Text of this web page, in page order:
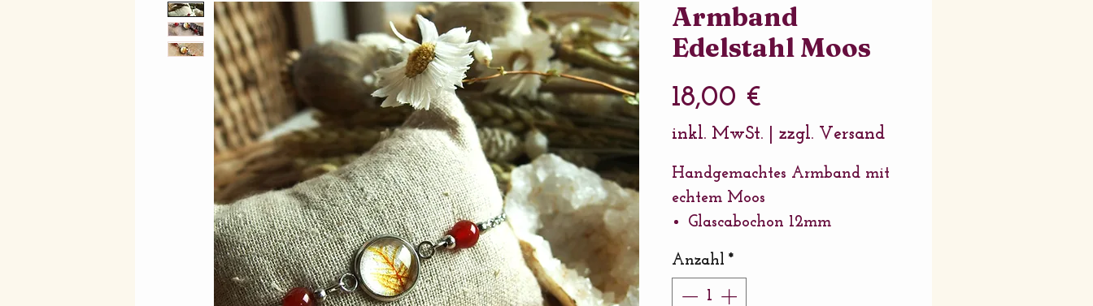
Armband
Edelstahl Moos
18,00 €
inkl. MwSt. zzgl. Versand
Handgemachtes Armband mit
echtem Moos
Glascabochon 12mm
Verlängerung in Edelstahl
Anzahl *